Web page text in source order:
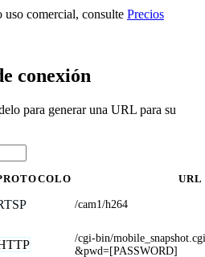
uso comercial, consulte Precios
conexión
para generar una URL para su
URL
/cam1/h264
/cgi-bin/
&pwd=[PASSWORD]